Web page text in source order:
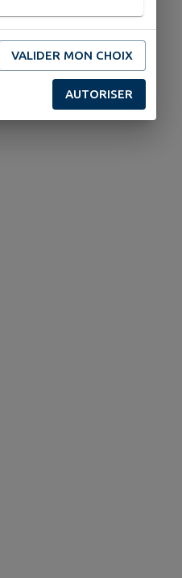
VALIDER MON CHOIX
AUTORISER